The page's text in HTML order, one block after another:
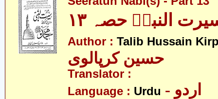
النبیؐ حصہ ۱۳
Author : Talib Hussain
حسین کرپالوی
Translator :
Language : Urdu - اردو